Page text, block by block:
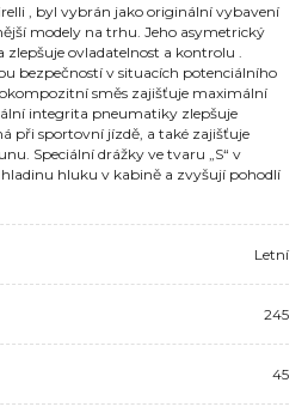
, byl vybrán jako originální vybavení
modely na trhu. Jeho asymetrický
ovladatelnost a kontrolu .
bezpečností v situacích potenciálního
směs zajišťuje maximální
integrita pneumatiky zlepšuje
při sportovní jízdě, a také zajišťuje
Speciální drážky ve tvaru „S“ v
hluku v kabině a zvyšují pohodlí
Letní
245
45